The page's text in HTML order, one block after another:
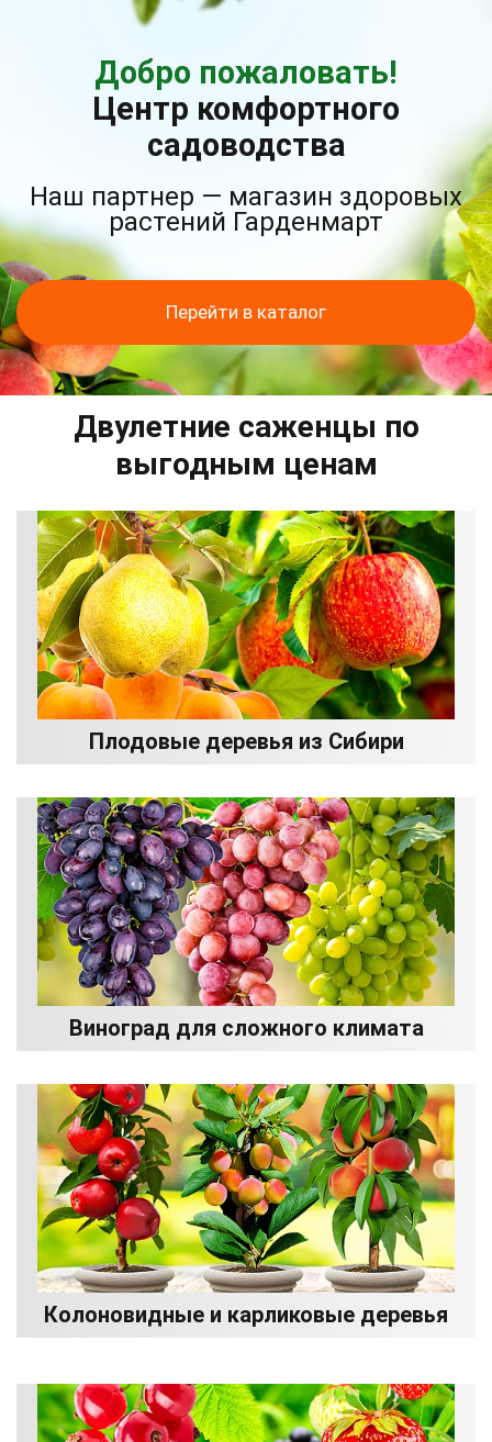
Добро пожаловать!
Центр комфортного
садоводства
Наш партнер — магазин здоровых
растений Гарденмарт
Перейти в каталог
Двулетние саженцы по
выгодным ценам
Плодовые деревья из Сибири
Виноград для сложного климата
Колоновидные и карликовые деревья